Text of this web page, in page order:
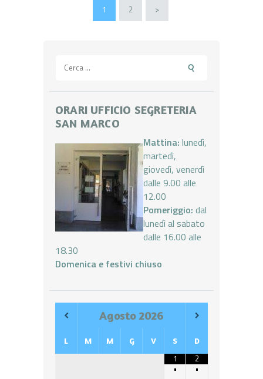
PaginazionePAGE
1 PAGE
2 >
per:
ORARI UFFICIO SEGRETERIA
SAN MARCO
Mattina: lunedì,
martedì,
giovedì, venerdì
dalle 9.00 alle
12.00
Pomeriggio: dal
lunedì al sabato
dalle 16.00 alle
18.30
Domenica e festivi chiuso
Agosto 2026
L M M G V S D
1
•
2
•